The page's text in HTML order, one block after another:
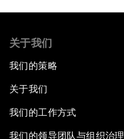
关于我们
我们的策略
关于我们
我们的工作方式
我们的领导团队与组织治理